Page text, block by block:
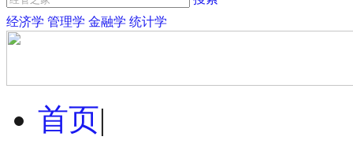
经济学 管理学 金融学 统计学
首页|